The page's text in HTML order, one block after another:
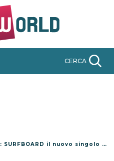
CERCA
il nuovo singolo su iTunes